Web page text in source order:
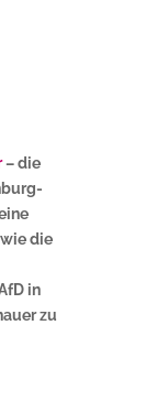
– die
die
in
zu